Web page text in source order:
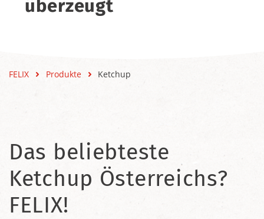
überzeugt
FELIX Produkte Ketchup
Das beliebteste
Ketchup Österreichs?
FELIX!